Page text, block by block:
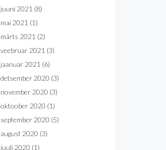
juuni 2021 (8)
mai 2021 (1)
märts 2021 (2)
veebruar 2021 (3)
jaanuar 2021 (6)
detsember 2020 (3)
november 2020 (3)
oktoober 2020 (1)
september 2020 (5)
august 2020 (3)
juuli 2020 (1)